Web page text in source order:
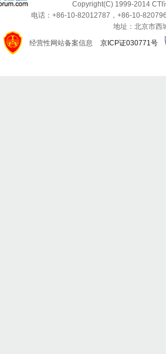
Copyright(C) 1999-2014 CTI
电话：+86-10-82012787，+86-10-
地址：北京市西
经营性网站备案信息
京ICP证030771号